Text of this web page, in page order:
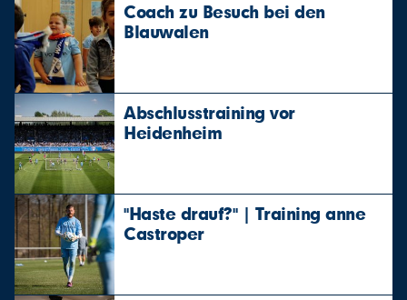
Coach zu Besuch bei den
Blauwalen
Abschlusstraining vor
Heidenheim
"Haste drauf?" | Training anne
Castroper